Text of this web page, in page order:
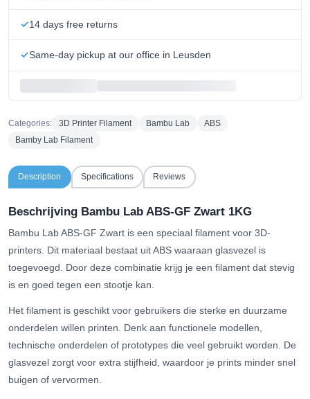
14 days free returns
Same-day pickup at our office in Leusden
Categories: 3D Printer Filament Bambu Lab
ABS
Bamby Lab Filament
Description Specifications Reviews
Beschrijving Bambu Lab ABS-GF Zwart 1KG
Bambu Lab ABS-GF Zwart is een speciaal filament voor 3D-
printers. Dit materiaal bestaat uit ABS waaraan glasvezel is
toegevoegd. Door deze combinatie krijg je een filament dat stevig
is en goed tegen een stootje kan.
Het filament is geschikt voor gebruikers die sterke en duurzame
onderdelen willen printen. Denk aan functionele modellen,
technische onderdelen of prototypes die veel gebruikt worden. De
glasvezel zorgt voor extra stijfheid, waardoor je prints minder snel
buigen of vervormen.